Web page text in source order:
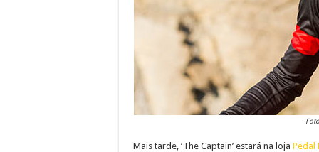
Mais tarde, ‘The Captain’ estará na loja Pedal